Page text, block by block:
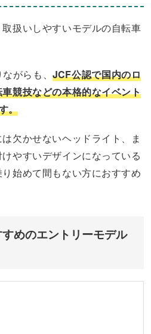
扱いしやすいモデルの自転車
がらも、JCF公認で国内のロ
競技などの本格的なイベント
。
欠かせないヘッドライト、ま
やすいデザインになっている
始めて間もない方におすすめ
めのエントリーモデル